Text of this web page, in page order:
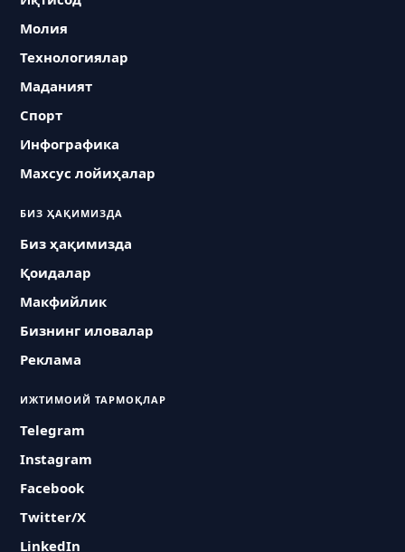
Молия
Технологиялар
Маданият
Спорт
Инфографика
Махсус лойиҳалар
БИЗ ҲАҚИМИЗДА
Биз ҳақимизда
Қоидалар
Макфийлик
Бизнинг иловалар
Реклама
ИЖТИМОИЙ ТАРМОҚЛАР
Telegram
Instagram
Facebook
Twitter/X
LinkedIn